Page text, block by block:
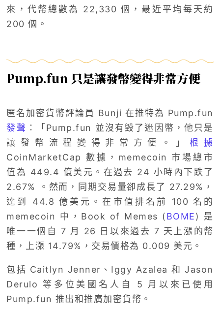
來，代幣總數為 22,330 個，最近平均每天約
200 個。
Pump.fun 只是讓發幣變得非常方便
匿名加密貨幣評論員 Bunji 在推特為 Pump.fun
發聲 ：「Pump.fun 並沒有毀了迷因幣，他只是
讓發幣流程變得非常方便。」根據
CoinMarketCap 數據，memecoin 市場總市
值為 449.4 億美元。在過去 24 小時內下跌了
2.67% 。然而，同期交易量卻成長了 27.29%，
達到 44.8 億美元。在市值排名前 100 名的
memecoin 中，Book of Memes (BOME) 是
唯一一個自 7 月 26 日以來過去 7 天上漲的幣
種，上漲 14.79%，交易價格為 0.009 美元。
包括 Caitlyn Jenner、Iggy Azalea 和 Jason
Derulo 等多位美國名人自 5 月以來已使用
Pump.fun 推出和推廣加密貨幣。